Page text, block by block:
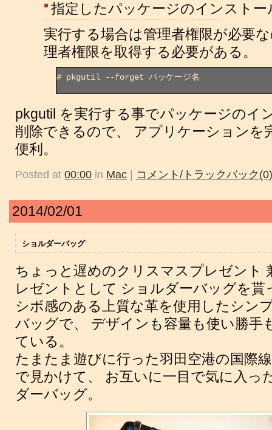
指定したパッケージのインストー
実行する場合は管理者権限が必要
理者権限を取得する必要がある。
# pkgutil --forget パッケージ名
pkgutil を実行する事でパッケージのイ
削除できるので、 アプリケーションを
便利。
Posted at 00:00 in Mac コメント/トラックバック(0)
2014/02/01
ショルダーバッグ
ちょっと遅めのクリスマスプレゼント
レゼントとして ショルダーバッグを貰
シボ感のある上質な革を使用したシン
バッグで、 デザインも容量も使い勝手
ている。
たまたま遊びに行った羽田空港の国際
で見かけて、 お互いに一目で気に入っ
ダーバッグ。